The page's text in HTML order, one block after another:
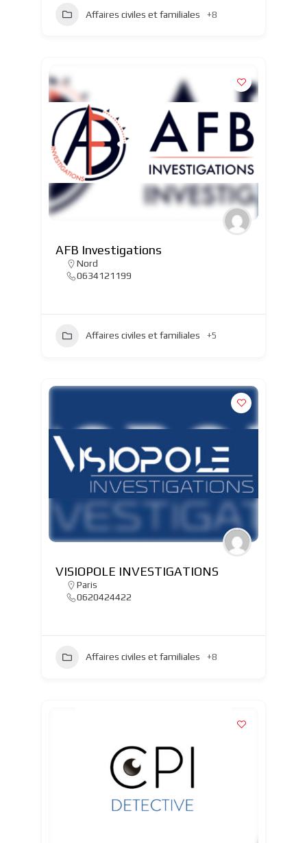
Affaires civiles et familiales +8
AFB Investigations
Nord
0634121199
Affaires civiles et familiales +5
VISIOPOLE INVESTIGATIONS
Paris
0620424422
Affaires civiles et familiales +8